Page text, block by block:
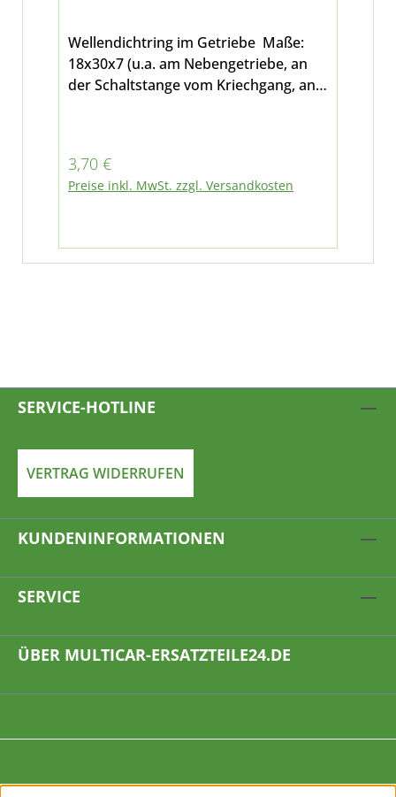
Wellendichtring im Getriebe Maße:
18x30x7 (u.a. am Nebengetriebe, an
der Schaltstange vom Kriechgang, an
Regulärer Preis:
3,70 €
Preise inkl. MwSt. zzgl. Versandkosten
SERVICE-HOTLINE
VERTRAG WIDERRUFEN
KUNDENINFORMATIONEN
SERVICE
ÜBER MULTICAR-ERSATZTEILE24.DE